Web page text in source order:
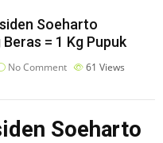
Soeharto
Beras = 1 Kg Pupuk
No Comment 61 Views
Soeharto